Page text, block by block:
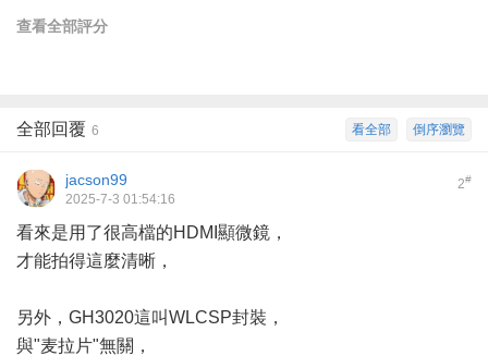
查看全部評分
倒序瀏覽
看全部
全部回覆 6
2#
jacson99
2025-7-3 01:54:16
看來是用了很高檔的HDMI顯微鏡，
才能拍得這麼清晰，
另外，GH3020這叫WLCSP封裝，
與"麦拉片"無關，